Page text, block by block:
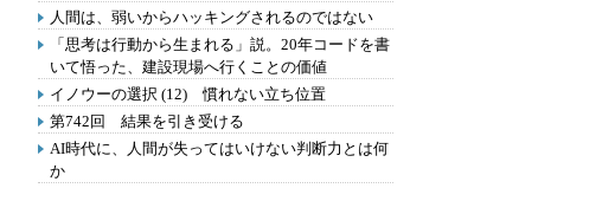
人間は、弱いからハッキングされるのではない
「思考は行動から生まれる」説。20年コードを書
いて悟った、建設現場へ行くことの価値
イノウーの選択 (12) 慣れない立ち位置
第742回 結果を引き受ける
AI時代に、人間が失ってはいけない判断力とは何
か